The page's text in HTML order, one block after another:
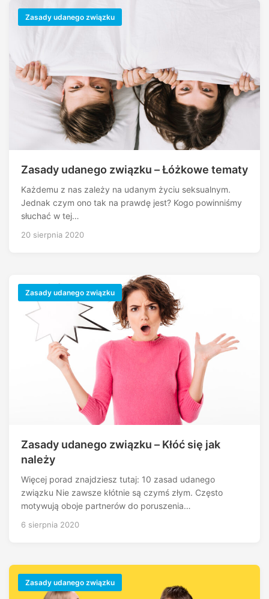
Zasady udanego związku
Zasady udanego związku – Łóżkowe tematy
Każdemu z nas zależy na udanym życiu seksualnym.
Jednak czym ono tak na prawdę jest? Kogo powinniśmy
słuchać w tej…
20 sierpnia 2020
Zasady udanego związku
Zasady udanego związku – Kłóć się jak
należy
Więcej porad znajdziesz tutaj: 10 zasad udanego
związku Nie zawsze kłótnie są czymś złym. Często
motywują oboje partnerów do poruszenia…
6 sierpnia 2020
Zasady udanego związku